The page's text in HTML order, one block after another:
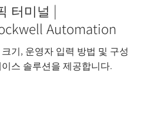
터미널 |
Automation
기, 운영자 입력 방법 및 구성
스 솔루션을 제공합니다.